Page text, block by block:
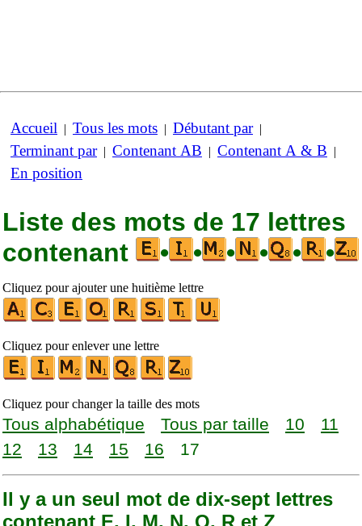
Accueil | Tous les mots | Débutant par|
Terminant par| Contenant AB | Contenant A & B |
En position
Liste des mots de 17 lettres
contenant
• • • • • •
Cliquez pour ajouter une huitième lettre
Cliquez pour enlever une lettre
Cliquez pour changer la taille des mots
Tous alphabétique Tous par taille 10
11
12
13 14 15 16 17
Il y a un seul mot de dix-sept lettres
contenant E, I, M, N, Q, R et Z